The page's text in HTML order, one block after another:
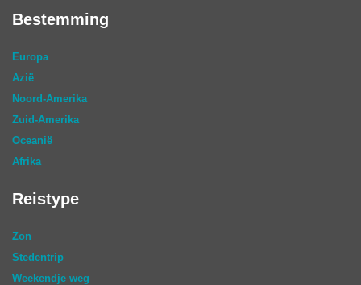
Bestemming
Europa
Azië
Noord-Amerika
Zuid-Amerika
Oceanië
Afrika
Reistype
Zon
Stedentrip
Weekendje weg